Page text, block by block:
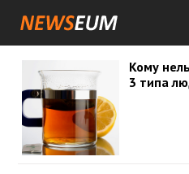
Кому
3 типа